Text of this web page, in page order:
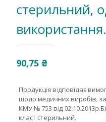
стерильний,
використання.
90,75 ₴
Продукція відповідає
щодо медичних виробів,
КМУ № 753 від
клас І стерильний.